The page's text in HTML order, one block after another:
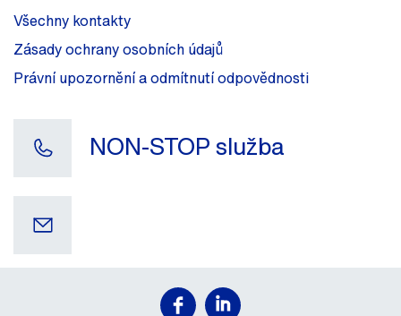
Všechny kontakty
Zásady ochrany osobních údajů
Právní upozornění a odmítnutí odpovědnosti
NON-STOP služba
Váš e-mail